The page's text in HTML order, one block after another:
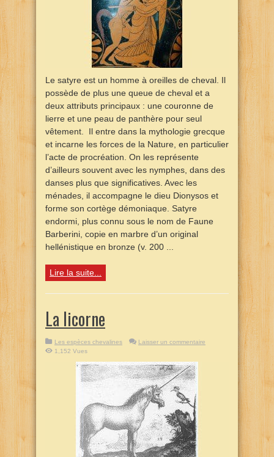
Le satyre est un homme à oreilles de cheval. Il
possède de plus une queue de cheval et a
deux attributs principaux : une couronne de
lierre et une peau de panthère pour seul
vêtement. Il entre dans la mythologie grecque
et incarne les forces de la Nature, en particulier
l’acte de procréation. On les représente
d’ailleurs souvent avec les nymphes, dans des
danses plus que significatives. Avec les
ménades, il accompagne le dieu Dionysos et
forme son cortège démoniaque. Satyre
endormi, plus connu sous le nom de Faune
Barberini, copie en marbre d’un original
hellénistique en bronze (v. 200 ...
Lire la suite...
La licorne
Les espèces chevalines
Laisser un commentaire
1,152 Vues